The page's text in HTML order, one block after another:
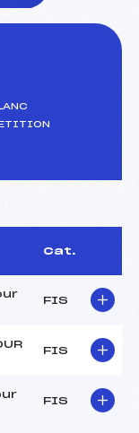
Cat.
FIS
FIS
FIS